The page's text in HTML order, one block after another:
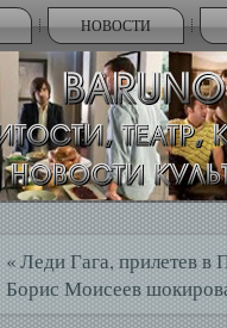
НОВОСТИ
«Леди Гага, прилетев в
Борис Моисеев